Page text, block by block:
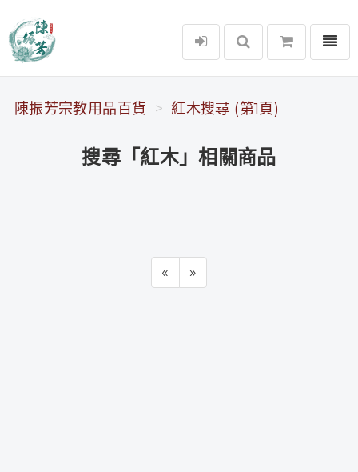
陳振芳宗教用品百貨
選單
陳振芳宗教用品百貨 紅木搜尋 (第1頁)
搜尋「紅木」相關商品
« »